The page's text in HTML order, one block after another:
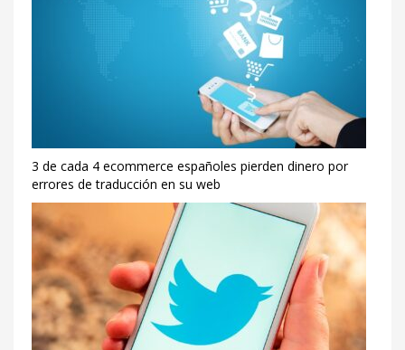
3 de cada 4 ecommerce españoles pierden dinero por
errores de traducción en su web